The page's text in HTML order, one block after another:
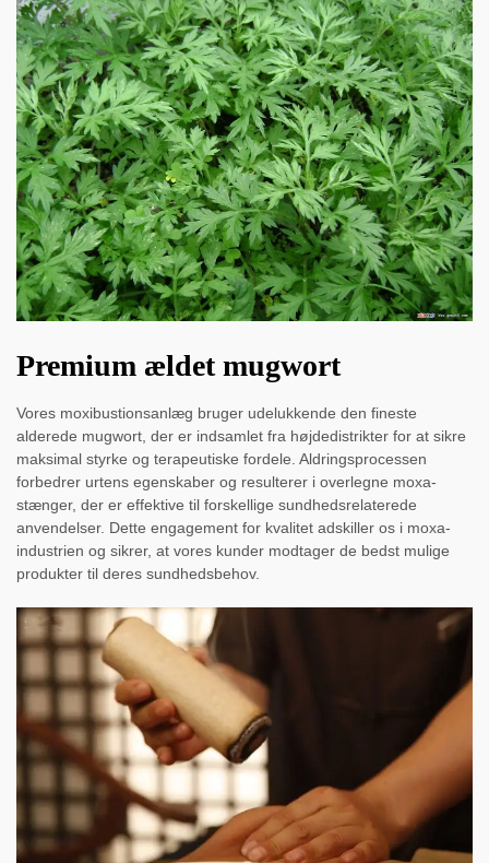
Premium ældet mugwort
Vores moxibustionsanlæg bruger udelukkende den fineste
alderede mugwort, der er indsamlet fra højdedistrikter for at sikre
maksimal styrke og terapeutiske fordele. Aldringsprocessen
forbedrer urtens egenskaber og resulterer i overlegne moxa-
stænger, der er effektive til forskellige sundhedsrelaterede
anvendelser. Dette engagement for kvalitet adskiller os i moxa-
industrien og sikrer, at vores kunder modtager de bedst mulige
produkter til deres sundhedsbehov.